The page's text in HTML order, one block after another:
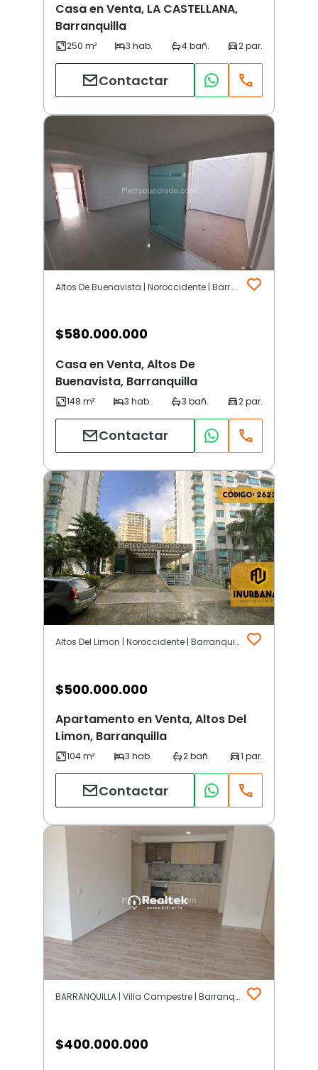
Casa en Venta, LA CASTELLANA,
Barranquilla
Contactar
Altos De Buenavista | Noroccidente | Barranquilla
$580.000.000
Casa en Venta, Altos De
Buenavista, Barranquilla
Contactar
Altos Del Limon | Noroccidente | Barranquilla
$500.000.000
Apartamento en Venta, Altos Del
Limon, Barranquilla
Contactar
BARRANQUILLA | Villa Campestre | Barranquilla
$400.000.000